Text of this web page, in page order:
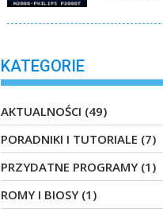
KATEGORIE
AKTUALNOŚCI (49)
PORADNIKI I TUTORIALE (7)
PRZYDATNE PROGRAMY (1)
ROMY I BIOSY (1)